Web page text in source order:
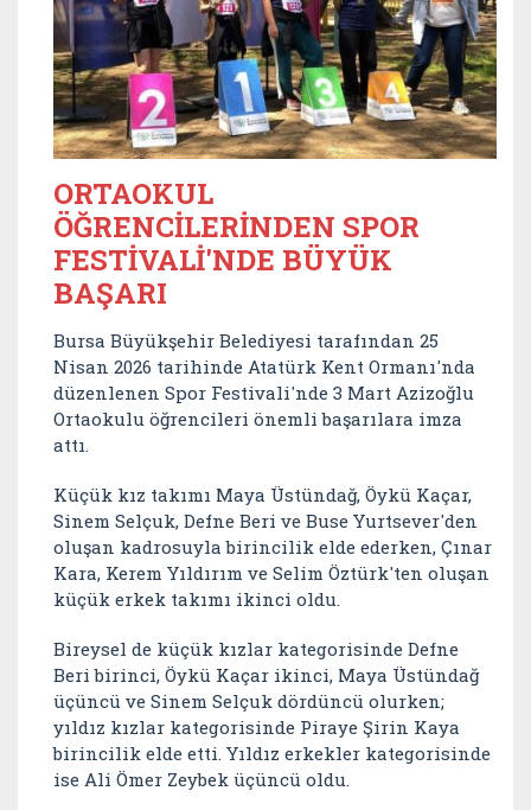
ORTAOKUL
ÖĞRENCİLERİNDEN SPOR
FESTİVALİ'NDE BÜYÜK
BAŞARI
Bursa Büyükşehir Belediyesi tarafından 25
Nisan 2026 tarihinde Atatürk Kent Ormanı'nda
düzenlenen Spor Festivali'nde 3 Mart Azizoğlu
Ortaokulu öğrencileri önemli başarılara imza
attı.
Küçük kız takımı Maya Üstündağ, Öykü Kaçar,
Sinem Selçuk, Defne Beri ve Buse Yurtsever'den
oluşan kadrosuyla birincilik elde ederken, Çınar
Kara, Kerem Yıldırım ve Selim Öztürk'ten oluşan
küçük erkek takımı ikinci oldu.
Bireysel de küçük kızlar kategorisinde Defne
Beri birinci, Öykü Kaçar ikinci, Maya Üstündağ
üçüncü ve Sinem Selçuk dördüncü olurken;
yıldız kızlar kategorisinde Piraye Şirin Kaya
birincilik elde etti. Yıldız erkekler kategorisinde
ise Ali Ömer Zeybek üçüncü oldu.